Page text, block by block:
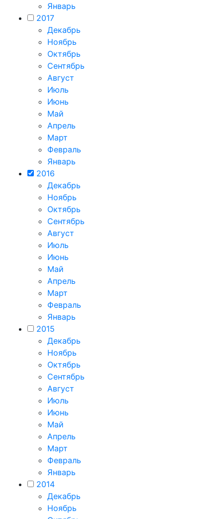
Январь
2017
Декабрь
Ноябрь
Октябрь
Сентябрь
Август
Июль
Июнь
Май
Апрель
Март
Февраль
Январь
2016
Декабрь
Ноябрь
Октябрь
Сентябрь
Август
Июль
Июнь
Май
Апрель
Март
Февраль
Январь
2015
Декабрь
Ноябрь
Октябрь
Сентябрь
Август
Июль
Июнь
Май
Апрель
Март
Февраль
Январь
2014
Декабрь
Ноябрь